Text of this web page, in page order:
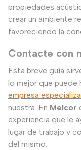
propiedades
crear un ambiente
favoreciendo la
Contacte con
Esta breve guía
lo mejor que puede
empresa
nuestra. En Melcor
experiencia que le
lugar de trabajo y
del mismo.